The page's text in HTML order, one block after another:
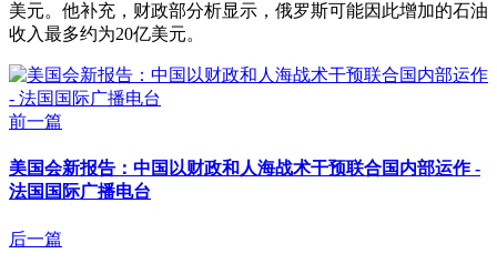
美元。他补充，财政部分析显示，俄罗斯可能因此增加的石油
收入最多约为20亿美元。
前一篇
美国会新报告：中国以财政和人海战术干预联合国内部运作 -
法国国际广播电台
后一篇